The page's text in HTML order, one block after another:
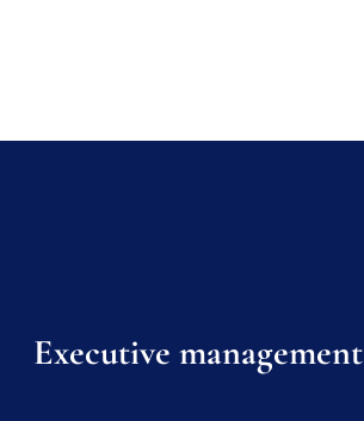
Executive management